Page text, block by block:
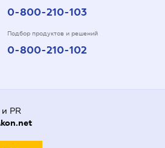
0-800-210-103
Подбор продуктов и решений
0-800-210-102
PR